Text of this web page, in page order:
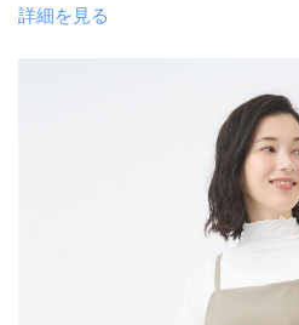
詳細を見る